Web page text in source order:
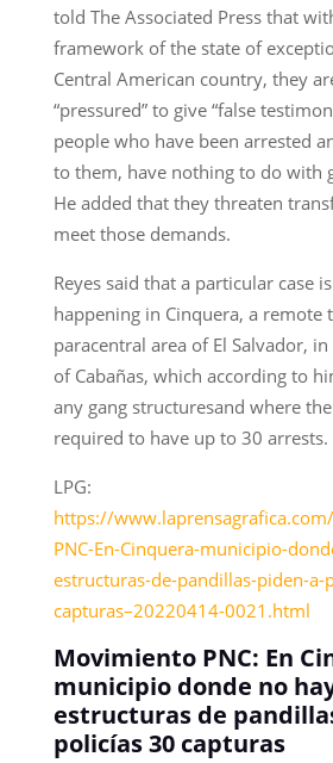
told The Associated Press that
framework of the state of
Central American country, they
“pressured” to give “false
people who have been arrested
to them, have nothing to do with
He added that they threaten
meet those demands.
Reyes said that a particular case
happening in Cinquera, a remote
paracentral area of El Salvador,
of Cabañas, which according to
any gang structuresand where
required to have up to 30 arrests.
LPG:
https://
PNC-En-Cinquera-municipio-
estructuras-de-pandillas-piden-a-
capturas–20220414-0021.html
Movimiento PNC: En
municipio donde no
estructuras de
policías 30 capturas